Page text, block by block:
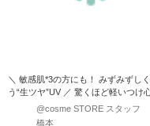
＼ 敏感肌*3の方にも！ みずみずし
う“生ツヤ”UV ／ 驚くほど軽いつけ心地で
ベタつかない…@cosme STORE スタッフ
橋本